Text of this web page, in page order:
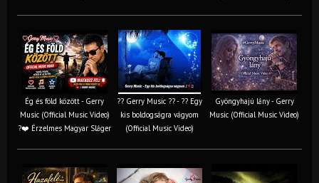
Ég és föld között - Gerry
Music (Official Music Video)
?❤️ Érzelmes Magyar Sláger
?? Gerry Music ?? - ?? Egy
kis boldogságra vágyom
(Official Music Video)
Gyöngyhajú lány - Gerry
Music (Official Music Video)